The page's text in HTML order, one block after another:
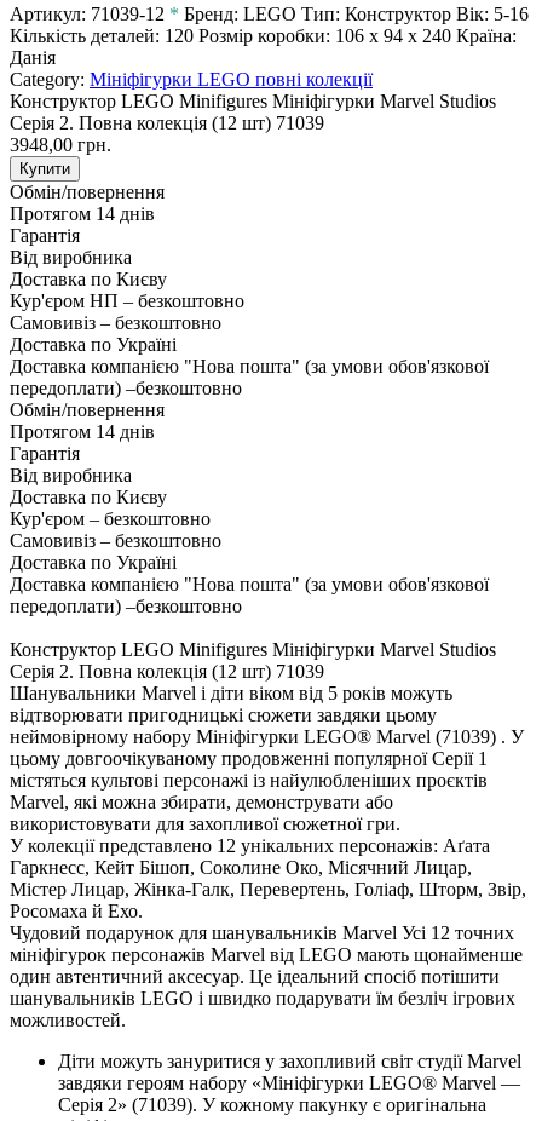
Артикул: 71039-12 * Бренд: LEGO Тип: Конструктор Вік: 5-16
Кількість деталей: 120 Розмір коробки: 106 x 94 x 240 Країна:
Данія
Category: Мініфігурки LEGO повні колекції
Конструктор LEGO Minifigures Мініфігурки Marvel Studios
Cерія 2. Повна колекція (12 шт) 71039
3948,00 грн.
Купити
Обмін/повернення
Протягом 14 днів
Гарантія
Від виробника
Доставка по Києву
Кур'єром НП – безкоштовно
Самовивіз – безкоштовно
Доставка по Україні
Доставка компанією "Нова пошта" (за умови обов'язкової
передоплати) –безкоштовно
Обмін/повернення
Протягом 14 днів
Гарантія
Від виробника
Доставка по Києву
Кур'єром – безкоштовно
Самовивіз – безкоштовно
Доставка по Україні
Доставка компанією "Нова пошта" (за умови обов'язкової
передоплати) –безкоштовно
Конструктор LEGO Minifigures Мініфігурки Marvel Studios
Cерія 2. Повна колекція (12 шт) 71039
Шанувальники Marvel і діти віком від 5 років можуть
відтворювати пригодницькі сюжети завдяки цьому
неймовірному набору Мініфігурки LEGO® Marvel (71039) . У
цьому довгоочікуваному продовженні популярної Серії 1
містяться культові персонажі із найулюбленіших проєктів
Marvel, які можна збирати, демонструвати або
використовувати для захопливої сюжетної гри.
У колекції представлено 12 унікальних персонажів: Аґата
Гаркнесс, Кейт Бішоп, Соколине Око, Місячний Лицар,
Містер Лицар, Жінка-Галк, Перевертень, Голіаф, Шторм, Звір,
Росомаха й Ехо.
Чудовий подарунок для шанувальників Marvel Усі 12 точних
мініфігурок персонажів Marvel від LEGO мають щонайменше
один автентичний аксесуар. Це ідеальний спосіб потішити
шанувальників LEGO і швидко подарувати їм безліч ігрових
можливостей.
Діти можуть зануритися у захопливий світ студії Marvel
завдяки героям набору «Мініфігурки LEGO® Marvel —
Серія 2» (71039). У кожному пакунку є оригінальна